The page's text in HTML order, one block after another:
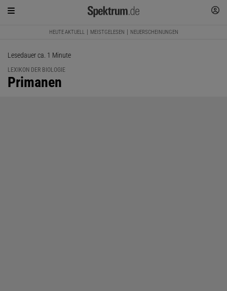
HEUTE AKTUELL MEISTGELESEN NEUERSCHEINUNGEN
Lesedauer ca. 1 Minute
LEXIKON DER BIOLOGIE
:
Primanen